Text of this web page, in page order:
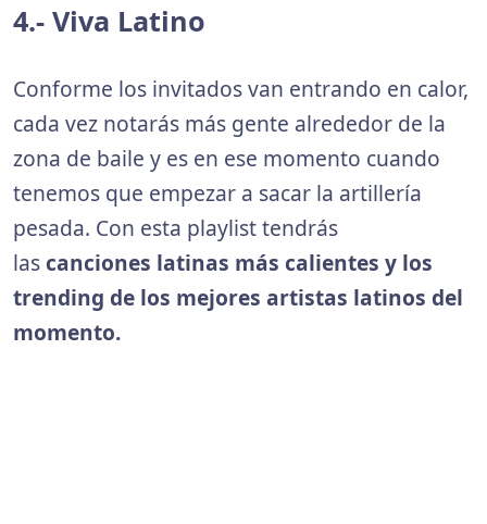
4.- Viva Latino
Conforme los invitados van entrando en calor,
cada vez notarás más gente alrededor de la
zona de baile y es en ese momento cuando
tenemos que empezar a sacar la artillería
pesada. Con esta playlist tendrás
las canciones latinas más calientes y los
trending de los mejores artistas latinos del
momento.